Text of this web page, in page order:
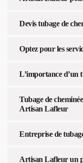
Devis tubage de
Optez pour les
L’importance d’un
Tubage de
Artisan Lafleur
Entreprise de
Artisan Lafleur un